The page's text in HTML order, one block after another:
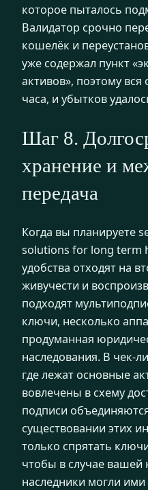
которое пыталось
Валидатор срочно
кошелёк и
уже содержал пункт
активов», поэтому
часа, и убытков
Шаг 8.
хранение и
передача
Когда вы планируете
solutions for long term
удобства отходят на
живучести и
подходят
ключи, несколько
продуманная
наследования. В чек-
где лежат основные
вовлечены в схему
подписи
существовании этих
только спрятать
чтобы в случае вашей
наследники могли ими